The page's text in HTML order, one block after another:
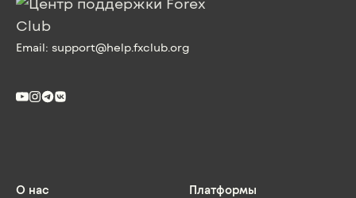
Email: support@help.fxclub.org
О нас Платформы